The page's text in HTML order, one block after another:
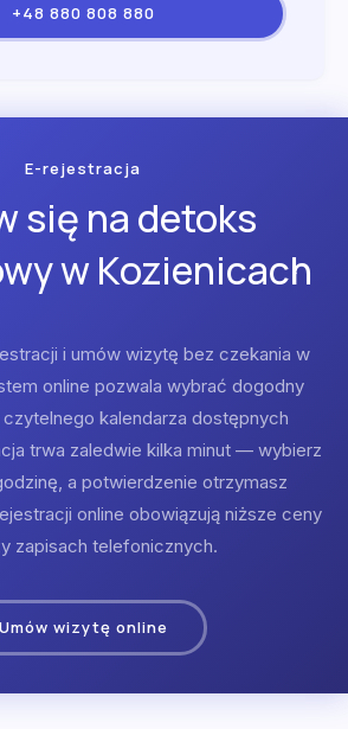
+48 880 808 880
E-rejestracja
się na detoks
w Kozienicach
i umów wizytę bez czekania w
online pozwala wybrać dogodny
kalendarza dostępnych
trwa zaledwie kilka minut — wybierz
a potwierdzenie otrzymasz
online obowiązują niższe ceny
zapisach telefonicznych.
Umów wizytę online